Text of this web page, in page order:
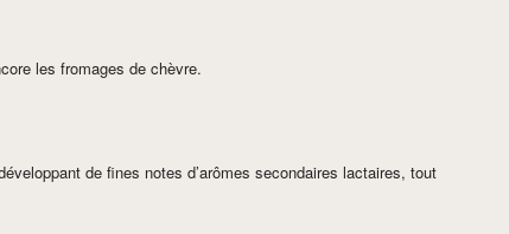
les fromages de chèvre.
de fines notes d’arômes secondaires lactaires, tout